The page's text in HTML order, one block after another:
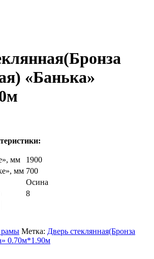
«Банька»
мм
1900
мм 700
Осина
8
рамы Метка: Дверь стеклянная(Бронза
0.70м*1.90м